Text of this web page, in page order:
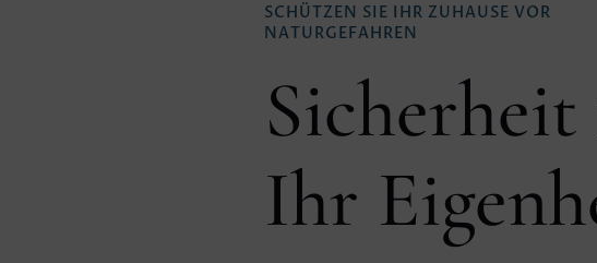
SCHÜTZEN SIE IHR ZUHAUSE VOR
NATURGEFAHREN
Ihr